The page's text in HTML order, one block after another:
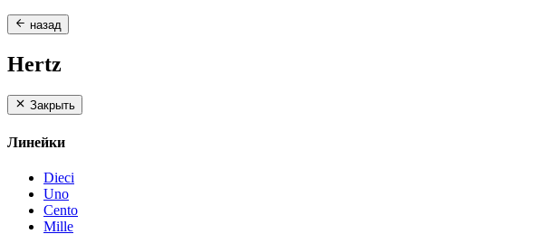
назад
Hertz
Закрыть
Линейки
Dieci
Uno
Cento
Mille